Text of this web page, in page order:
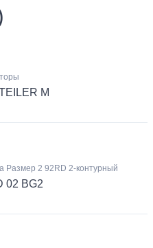
M
Размер 2 92RD 2-контурный
02 BG2